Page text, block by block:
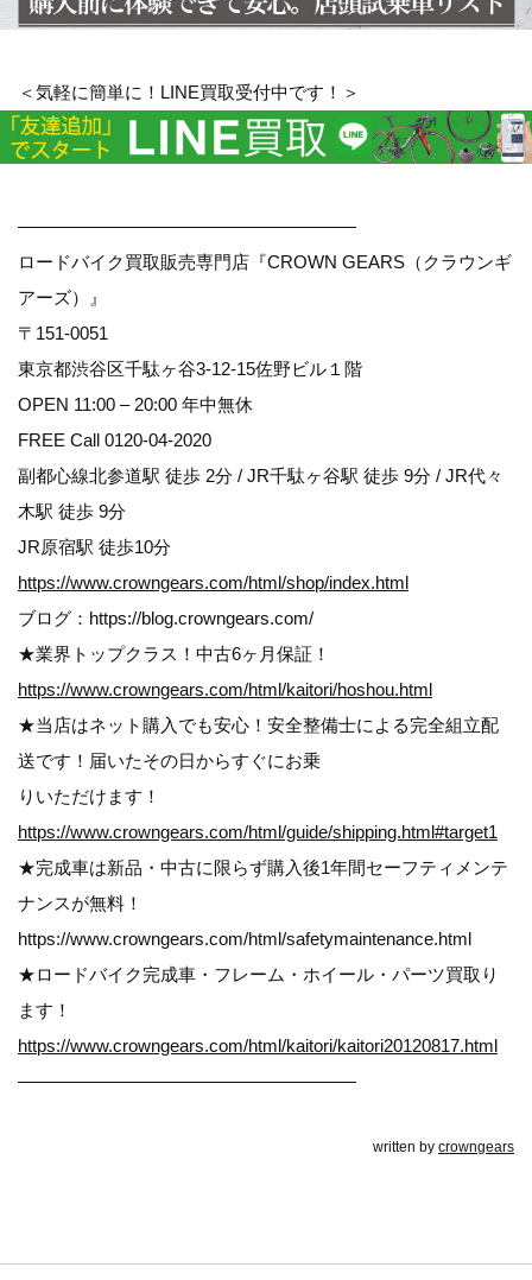
＜気軽に簡単に！LINE買取受付中です！＞
———————————————————
ロードバイク買取販売専門店『CROWN GEARS（クラウンギ
アーズ）』
〒151-0051
東京都渋谷区千駄ヶ谷3-12-15佐野ビル１階
OPEN 11:00 – 20:00 年中無休
FREE Call 0120-04-2020
副都心線北参道駅 徒歩 2分 / JR千駄ヶ谷駅 徒歩 9分 / JR代々
木駅 徒歩 9分
JR原宿駅 徒歩10分
https://www.crowngears.com/html/shop/index.html
ブログ：https://blog.crowngears.com/
★業界トップクラス！中古6ヶ月保証！
https://www.crowngears.com/html/kaitori/hoshou.html
★当店はネット購入でも安心！安全整備士による完全組立配
送です！届いたその日からすぐにお乗
りいただけます！
https://www.crowngears.com/html/guide/shipping.html#target1
★完成車は新品・中古に限らず購入後1年間セーフティメンテ
ナンスが無料！
https://www.crowngears.com/html/safetymaintenance.html
★ロードバイク完成車・フレーム・ホイール・パーツ買取り
ます！
https://www.crowngears.com/html/kaitori/kaitori20120817.html
———————————————————
written by crowngears